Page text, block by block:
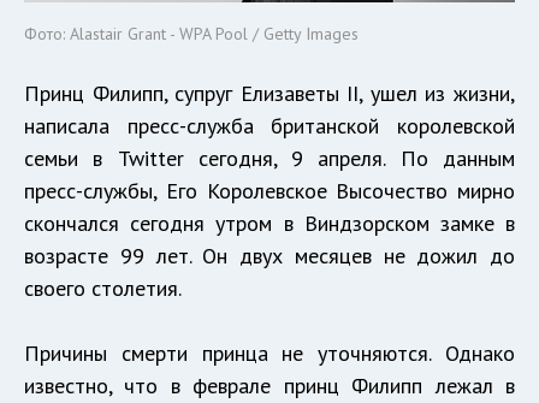
Фото: Alastair Grant - WPA Pool / Getty Images
Принц Филипп, супруг Елизаветы II, ушел из жизни,
написала пресс-служба британской королевской
семьи в Twitter сегодня, 9 апреля. По данным
пресс-службы, Его Королевское Высочество мирно
скончался сегодня утром в Виндзорском замке в
возрасте 99 лет. Он двух месяцев не дожил до
своего столетия.
Причины смерти принца не уточняются. Однако
известно, что в феврале принц Филипп лежал в